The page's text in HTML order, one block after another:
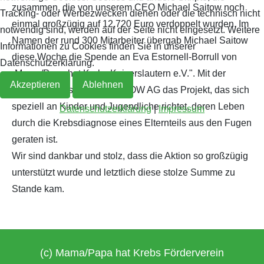
zusammen, die von unserem CEO Michael Saitow noch
einmal großzügig auf 12.720 Euro verdoppelt wurden. Im
Namen der rund 300 Mitarbeiter übergab Michael Saitow
diese Woche die Spende an Eva Estornell-Borrull von
„Mama/Papa hat Krebs Kaiserslautern e.V.". Mit der
Spende unterstützt die SAITOW AG das Projekt, das sich
speziell an Kinder und Jugendliche richtet, deren Leben
durch die Krebsdiagnose eines Elternteils aus den Fugen
geraten ist.
Wir sind dankbar und stolz, dass die Aktion so großzügig
unterstützt wurde und letztlich diese stolze Summe zu
Stande kam.
(c) Mama/Papa hat Krebs Förderverein
Tracking- oder Werbezwecken dienen oder die technisch nicht
notwendig sind, werden auf der Seite nicht eingesetzt. Weitere
Informationen zu Cookies finden Sie in unserer
Datenschutzerklärung.
Akzeptieren Ablehnen
Datenschutzerklärung|Impressum
Archiv 2019
Archiv 2018
Archiv 2017
Archiv 2016
2018